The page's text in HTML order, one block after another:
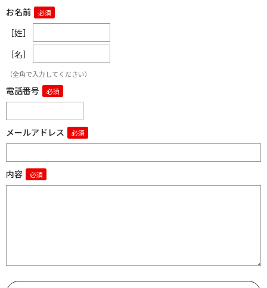
お名前
［姓］
［名］
（全角で入力してください）
電話番号
メールアドレス
内容